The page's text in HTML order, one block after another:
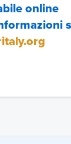
online